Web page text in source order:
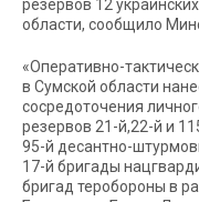
резервов 12
области, сообщило
«Оперативно-
в Сумской области
сосредоточения
резервов 21-й,22-й и
95-й десантно-
17-й бригады
бригад теробороны в